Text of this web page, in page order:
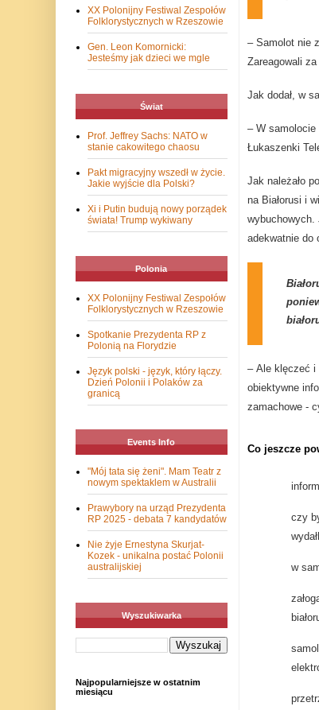
– Samolot nie
Zareagowali
Jak dodał, w
– W samolocie
Łukaszenki
Jak należało
na Białorusi i
wybuchowych.
adekwatnie do
– Ale klęczeć i
obiektywne
zamachowe -
Co jeszcze
czy
w
XX Polonijny Festiwal Zespołów
Folklorystycznych w Rzeszowie
Gen. Leon Komornicki:
Jesteśmy jak dzieci we mgle
Świat
Prof. Jeffrey Sachs: NATO w
stanie cakowitego chaosu
Pakt migracyjny wszedł w życie.
Jakie wyjście dla Polski?
Xi i Putin budują nowy porządek
świata! Trump wykiwany
Polonia
XX Polonijny Festiwal Zespołów
Folklorystycznych w Rzeszowie
Spotkanie Prezydenta RP z
Polonią na Florydzie
Język polski - język, który łączy.
Dzień Polonii i Polaków za
granicą
Events Info
"Mój tata się żeni". Mam Teatr z
nowym spektaklem w Australii
Prawybory na urząd Prezydenta
RP 2025 - debata 7 kandydatów
Nie żyje Ernestyna Skurjat-
Kozek - unikalna postać Polonii
australijskiej
Wyszukiwarka
Najpopularniejsze w ostatnim
miesiącu